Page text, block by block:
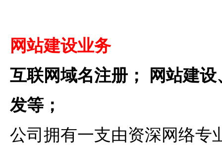
网站建设业务
互联网域名注册；
网站建
发等；
公司拥有一支由资深网络专